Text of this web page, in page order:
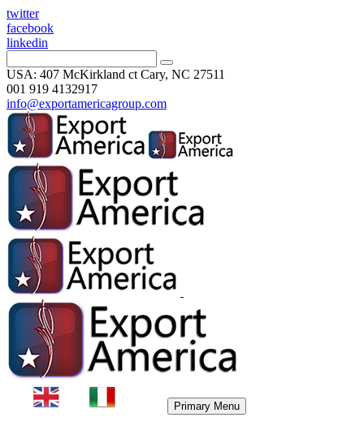
twitter
facebook
linkedin
USA: 407 McKirkland ct Cary, NC 27511
001 919 4132917
info@exportamericagroup.com
Primary Menu